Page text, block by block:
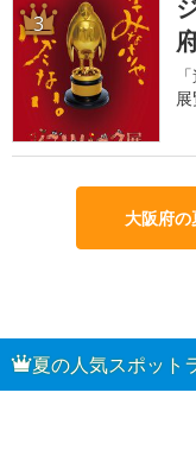
3
大阪府
夏の人気スポット